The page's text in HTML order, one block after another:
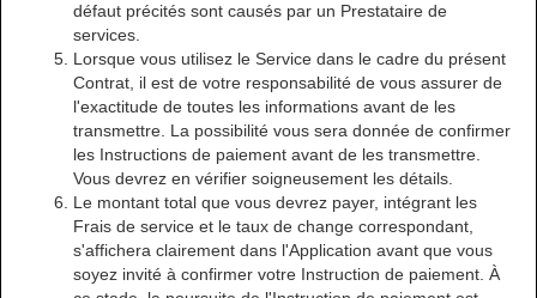
défaut précités sont causés par un Prestataire de
services.
Lorsque vous utilisez le Service dans le cadre du présent
Contrat, il est de votre responsabilité de vous assurer de
l'exactitude de toutes les informations avant de les
transmettre. La possibilité vous sera donnée de confirmer
les Instructions de paiement avant de les transmettre.
Vous devrez en vérifier soigneusement les détails.
Le montant total que vous devrez payer, intégrant les
Frais de service et le taux de change correspondant,
s'affichera clairement dans l'Application avant que vous
soyez invité à confirmer votre Instruction de paiement. À